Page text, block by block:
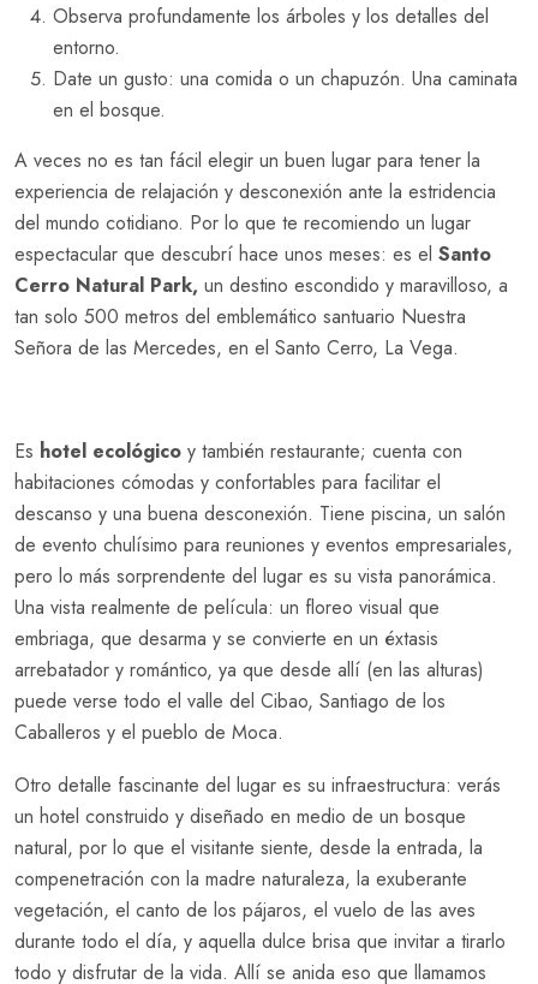
Observa profundamente los árboles y los detalles del
entorno.
Date un gusto: una comida o un chapuzón. Una caminata
en el bosque.
A veces no es tan fácil elegir un buen lugar para tener la
experiencia de relajación y desconexión ante la estridencia
del mundo cotidiano. Por lo que te recomiendo un lugar
espectacular que descubrí hace unos meses: es el Santo
Cerro Natural Park, un destino escondido y maravilloso, a
tan solo 500 metros del emblemático santuario Nuestra
Señora de las Mercedes, en el Santo Cerro, La Vega.
Es hotel ecológico y también restaurante; cuenta con
habitaciones cómodas y confortables para facilitar el
descanso y una buena desconexión. Tiene piscina, un salón
de evento chulísimo para reuniones y eventos empresariales,
pero lo más sorprendente del lugar es su vista panorámica.
Una vista realmente de película: un floreo visual que
embriaga, que desarma y se convierte en un éxtasis
arrebatador y romántico, ya que desde allí (en las alturas)
puede verse todo el valle del Cibao, Santiago de los
Caballeros y el pueblo de Moca.
Otro detalle fascinante del lugar es su infraestructura: verás
un hotel construido y diseñado en medio de un bosque
natural, por lo que el visitante siente, desde la entrada, la
compenetración con la madre naturaleza, la exuberante
vegetación, el canto de los pájaros, el vuelo de las aves
durante todo el día, y aquella dulce brisa que invitar a tirarlo
todo y disfrutar de la vida. Allí se anida eso que llamamos